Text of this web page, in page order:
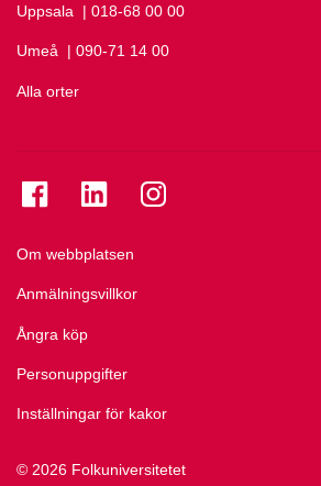
Uppsala Ring Uppsala på
| 018-68 00 00
Umeå Ring Umeå på
| 090-71 14 00
Alla orter
© 2026 Folkuniversitetet
Om webbplatsen
Anmälningsvillkor
Ångra köp
Personuppgifter
Inställningar för kakor
Se folkuniversitetet på Facebook
Se folkuniversitetet på LinkedIn